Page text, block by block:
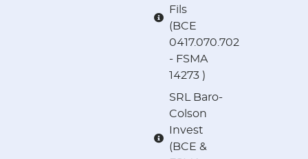
Fils
(BCE
0417.070.702
- FSMA
14273 )
SRL Baro-
Colson
Invest
(BCE &